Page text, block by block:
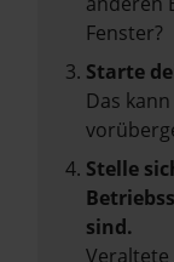
Fenster?
Starte
Das
Stelle
sind.